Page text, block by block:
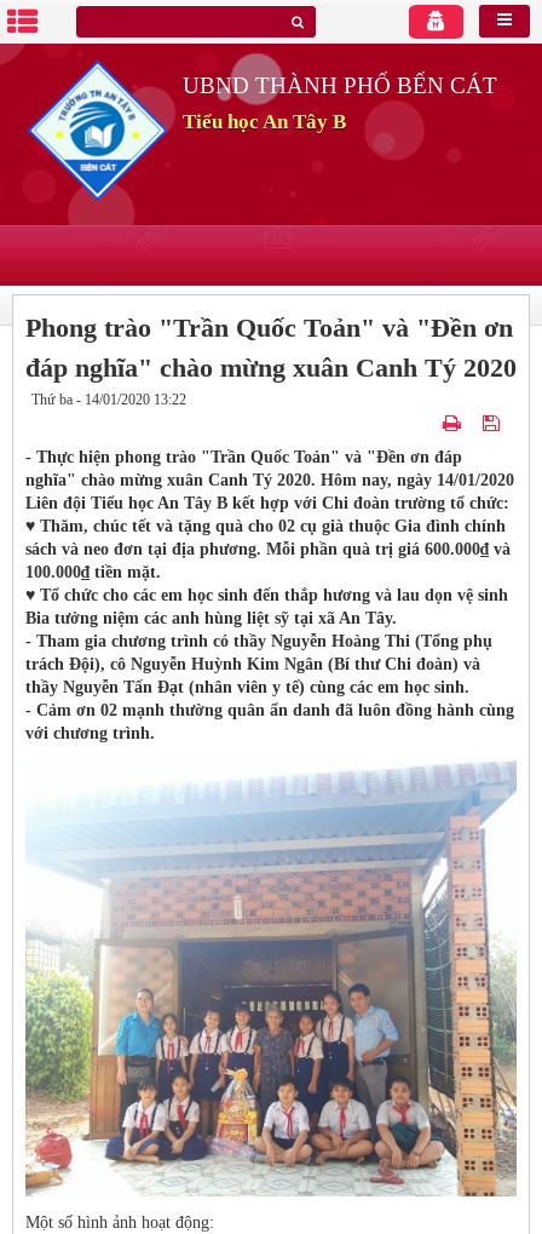
UBND THÀNH PHỐ BẾN CÁT
Tiểu học An Tây B
Phong trào "Trần Quốc Toản" và "Đền ơn
đáp nghĩa" chào mừng xuân Canh Tý 2020
Thứ ba - 14/01/2020 13:22
- Thực hiện phong trào "Trần Quốc Toản" và "Đền ơn đáp
nghĩa" chào mừng xuân Canh Tý 2020. Hôm nay, ngày 14/01/2020
Liên đội Tiểu học An Tây B kết hợp với Chi đoàn trường tổ chức:
♥️ Thăm, chúc tết và tặng quà cho 02 cụ già thuộc Gia đình chính
sách và neo đơn tại địa phương. Mỗi phần quà trị giá 600.000₫ và
100.000₫ tiền mặt.
♥️ Tổ chức cho các em học sinh đến thắp hương và lau dọn vệ sinh
Bia tưởng niệm các anh hùng liệt sỹ tại xã An Tây.
- Tham gia chương trình có thầy Nguyễn Hoàng Thi (Tổng phụ
trách Đội), cô Nguyễn Huỳnh Kim Ngân (Bí thư Chi đoàn) và
thầy Nguyễn Tấn Đạt (nhân viên y tế) cùng các em học sinh.
- Cảm ơn 02 mạnh thường quân ẩn danh đã luôn đồng hành cùng
với chương trình.
Một số hình ảnh hoạt động: